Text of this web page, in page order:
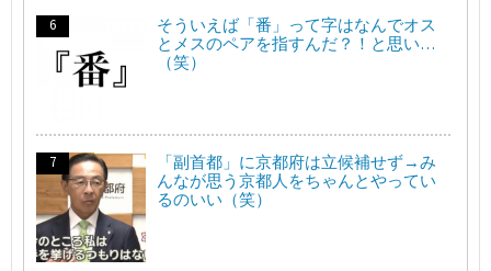
そういえば「番」って字はなんでオス
とメスのペアを指すんだ？！と思い…
（笑）
「副首都」に京都府は立候補せず→み
んなが思う京都人をちゃんとやってい
るのいい（笑）